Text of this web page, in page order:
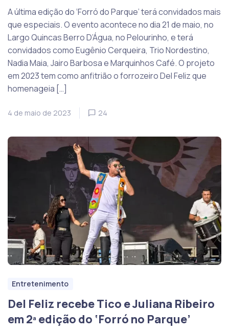
A última edição do ‘Forró do Parque’ terá convidados mais
que especiais. O evento acontece no dia 21 de maio, no
Largo Quincas Berro D’Água, no Pelourinho, e terá
convidados como Eugênio Cerqueira, Trio Nordestino,
Nadia Maia, Jairo Barbosa e Marquinhos Café. O projeto
em 2023 tem como anfitrião o forrozeiro Del Feliz que
homenageia […]
4 de maio de 2023 24
Entretenimento
Del Feliz recebe Tico e Juliana Ribeiro
em 2ª edição do ‘Forró no Parque’